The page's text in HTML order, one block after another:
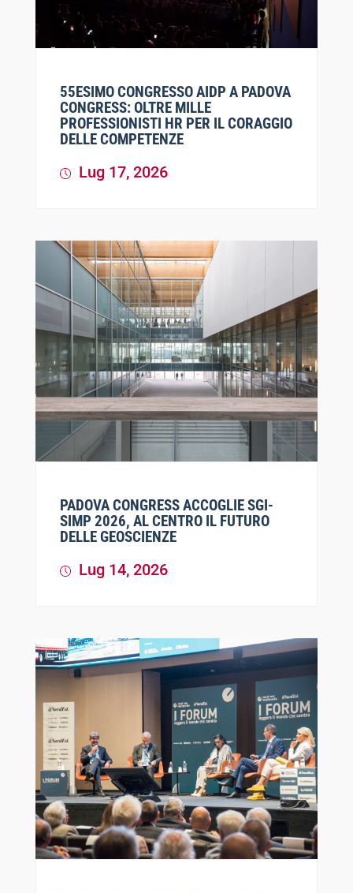
55ESIMO CONGRESSO AIDP A PADOVA
CONGRESS: OLTRE MILLE
PROFESSIONISTI HR PER IL CORAGGIO
DELLE COMPETENZE
Lug 17, 2026
PADOVA CONGRESS ACCOGLIE SGI-
SIMP 2026, AL CENTRO IL FUTURO
DELLE GEOSCIENZE
Lug 14, 2026